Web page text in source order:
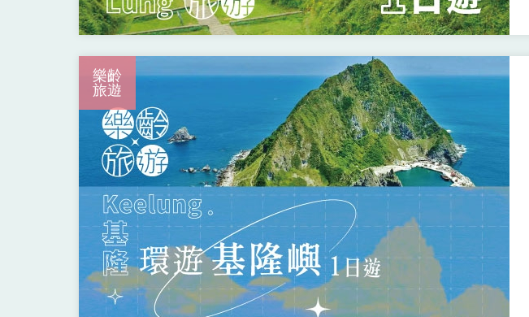
樂齡
旅遊